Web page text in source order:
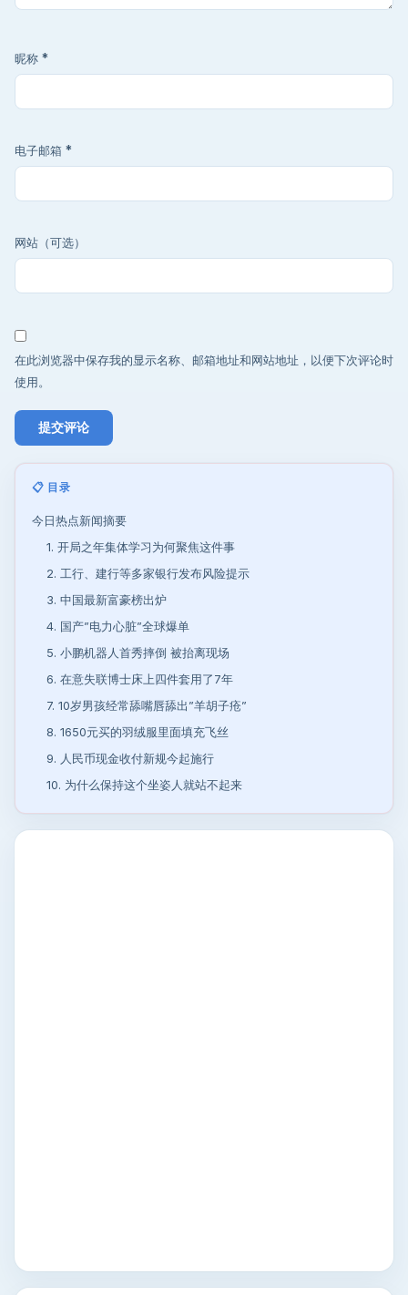
昵称 *
电子邮箱 *
网站（可选）
在此浏览器中保存我的显示名称、邮箱地址和网站地址，以便下次评论时
使用。
📋 目录
今日热点新闻摘要
1. 开局之年集体学习为何聚焦这件事
2. 工行、建行等多家银行发布风险提示
3. 中国最新富豪榜出炉
4. 国产”电力心脏”全球爆单
5. 小鹏机器人首秀摔倒 被抬离现场
6. 在意失联博士床上四件套用了7年
7. 10岁男孩经常舔嘴唇舔出”羊胡子疮”
8. 1650元买的羽绒服里面填充飞丝
9. 人民币现金收付新规今起施行
10. 为什么保持这个坐姿人就站不起来